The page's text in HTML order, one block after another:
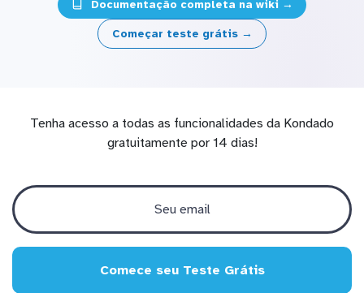
Documentação completa na wiki →
Começar teste grátis →
Tenha acesso a todas as funcionalidades da Kondado
gratuitamente por 14 dias!
Comece seu Teste Grátis